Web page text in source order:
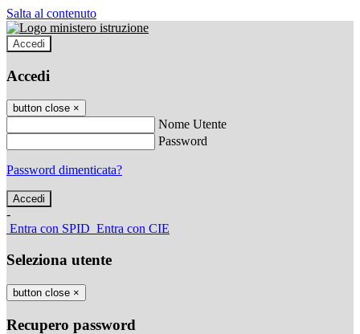
Salta al contenuto
Accedi
Accedi
button close ×
Nome Utente
Password
Password dimenticata?
-
Entra con SPID Entra con CIE
Seleziona utente
button close ×
Recupero password